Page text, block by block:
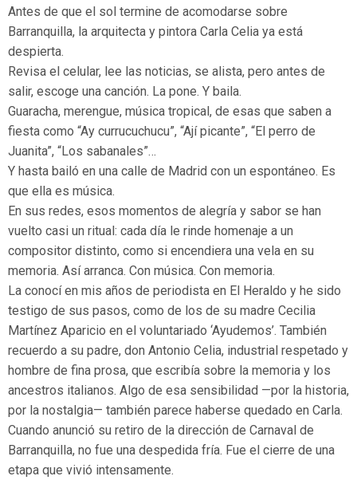
Antes de que el sol termine de acomodarse sobre
Barranquilla, la arquitecta y pintora Carla Celia ya está
despierta.
Revisa el celular, lee las noticias, se alista, pero antes de
salir, escoge una canción. La pone. Y baila.
Guaracha, merengue, música tropical, de esas que saben a
fiesta como “Ay currucuchucu”, “Ají picante”, “El perro de
Juanita”, “Los sabanales”…
Y hasta bailó en una calle de Madrid con un espontáneo. Es
que ella es música.
En sus redes, esos momentos de alegría y sabor se han
vuelto casi un ritual: cada día le rinde homenaje a un
compositor distinto, como si encendiera una vela en su
memoria. Así arranca. Con música. Con memoria.
La conocí en mis años de periodista en El Heraldo y he sido
testigo de sus pasos, como de los de su madre Cecilia
Martínez Aparicio en el voluntariado ‘Ayudemos’. También
recuerdo a su padre, don Antonio Celia, industrial respetado y
hombre de fina prosa, que escribía sobre la memoria y los
ancestros italianos. Algo de esa sensibilidad —por la historia,
por la nostalgia— también parece haberse quedado en Carla.
Cuando anunció su retiro de la dirección de Carnaval de
Barranquilla, no fue una despedida fría. Fue el cierre de una
etapa que vivió intensamente.